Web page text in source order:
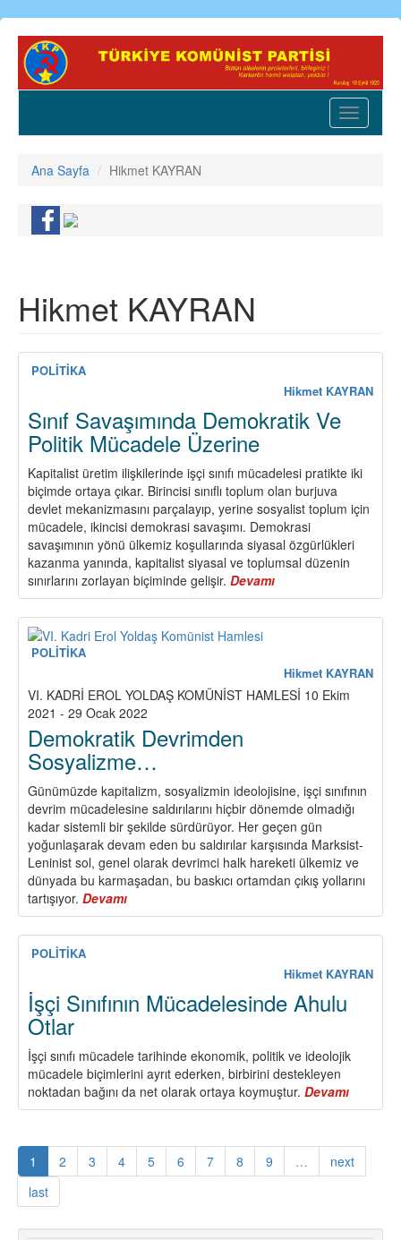
Ana
içeriğe
Toggle
Ana Sayfa Hikmet KAYRAN
Hikmet KAYRAN
POLİTİKA
Hikmet KAYRAN
Sınıf Savaşımında Demokratik Ve
Politik Mücadele Üzerine
Kapitalist üretim ilişkilerinde işçi sınıfı mücadelesi pratikte iki
biçimde ortaya çıkar. Birincisi sınıflı toplum olan burjuva
devlet mekanizmasını parçalayıp, yerine sosyalist toplum için
mücadele, ikincisi demokrasi savaşımı. Demokrasi
savaşımının yönü ülkemiz koşullarında siyasal özgürlükleri
kazanma yanında, kapitalist siyasal ve toplumsal düzenin
sınırlarını zorlayan biçiminde gelişir. Devamı
Sınıf
Savaşımında
Politik
Mücadele
Üzerine
POLİTİKA
Hikmet KAYRAN
VI. KADRİ EROL YOLDAŞ KOMÜNİST HAMLESİ 10 Ekim
2021 - 29 Ocak 2022
Demokratik Devrimden
Sosyalizme…
Günümüzde kapitalizm, sosyalizmin ideolojisine, işçi sınıfının
devrim mücadelesine saldırılarını hiçbir dönemde olmadığı
kadar sistemli bir şekilde sürdürüyor. Her geçen gün
yoğunlaşarak devam eden bu saldırılar karşısında Marksist-
Leninist sol, genel olarak devrimci halk hareketi ülkemiz ve
dünyada bu karmaşadan, bu baskıcı ortamdan çıkış yollarını
tartışıyor. Devamı
Demokratik
Devrimden
POLİTİKA
Hikmet KAYRAN
İşçi Sınıfının Mücadelesinde Ahulu
Otlar
İşçi sınıfı mücadele tarihinde ekonomik, politik ve ideolojik
mücadele biçimlerini ayrıt ederken, birbirini destekleyen
noktadan bağını da net olarak ortaya koymuştur. Devamı
İşçi
Ahulu
Otlar
1 2 3 4 5 6 7 8 9 …
next
last